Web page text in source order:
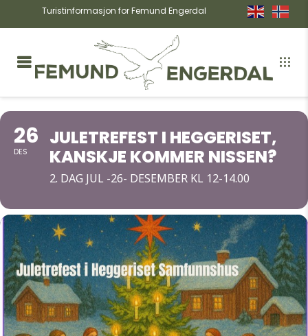
Turistinformasjon for Femund Engerdal
26
DES
JULETREFEST I HEGGERISET,
KANSKJE KOMMER NISSEN?
2. DAG JUL -26- DESEMBER KL 12-14.00